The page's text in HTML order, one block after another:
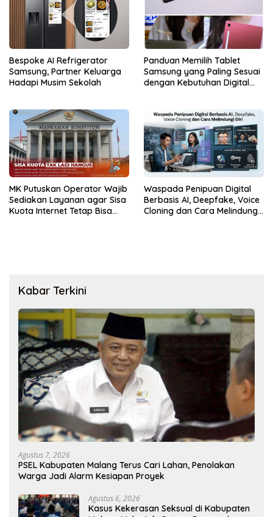
Bespoke AI Refrigerator
Samsung, Partner Keluarga
Hadapi Musim Sekolah
Panduan Memilih Tablet
Samsung yang Paling Sesuai
dengan Kebutuhan Digital
MK Putuskan Operator Wajib
Sediakan Layanan agar Sisa
Kuota Internet Tetap Bisa
Waspada Penipuan Digital
Berbasis AI, Deepfake, Voice
Cloning dan Cara Melindungi
Kabar Terkini
Agustus 7, 2026
PSEL Kabupaten Malang Terus Cari Lahan, Penolakan
Warga Jadi Alarm Kesiapan Proyek
Agustus 6, 2026
Kasus Kekerasan Seksual di Kabupaten